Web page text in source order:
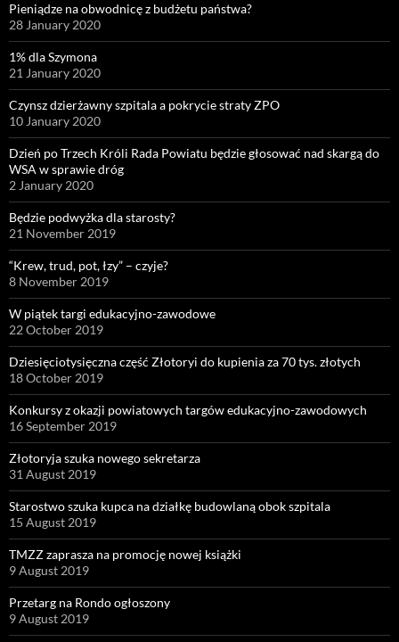
Pieniądze na obwodnicę z budżetu państwa?
28 January 2020
1% dla Szymona
21 January 2020
Czynsz dzierżawny szpitala a pokrycie straty ZPO
10 January 2020
Dzień po Trzech Króli Rada Powiatu będzie głosować nad skargą do
WSA w sprawie dróg
2 January 2020
Będzie podwyżka dla starosty?
21 November 2019
“Krew, trud, pot, łzy” – czyje?
8 November 2019
W piątek targi edukacyjno-zawodowe
22 October 2019
Dziesięciotysięczna część Złotoryi do kupienia za 70 tys. złotych
18 October 2019
Konkursy z okazji powiatowych targów edukacyjno-zawodowych
16 September 2019
Złotoryja szuka nowego sekretarza
31 August 2019
Starostwo szuka kupca na działkę budowlaną obok szpitala
15 August 2019
TMZZ zaprasza na promocję nowej książki
9 August 2019
Przetarg na Rondo ogłoszony
9 August 2019